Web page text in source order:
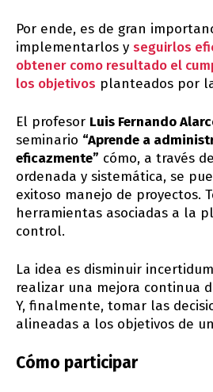
Por ende, es de gran
implementarlos y seguirlos
obtener como resultado el
los objetivos planteados por
El profesor Luis Fernando
seminario “Aprende a
eficazmente” cómo, a través
ordenada y sistemática, se
exitoso manejo de proyectos.
herramientas asociadas a la
control.
La idea es disminuir
realizar una mejora continua
Y, finalmente, tomar las
alineadas a los objetivos de
Cómo participar